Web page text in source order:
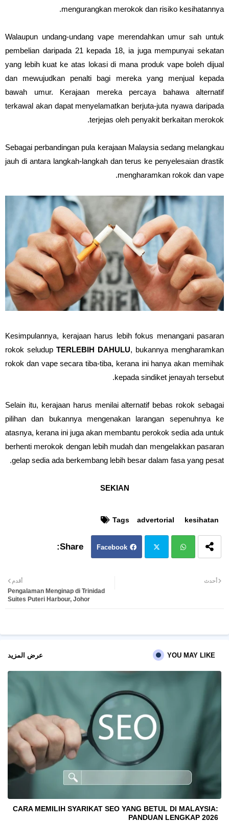
mengurangkan merokok dan risiko kesihatannya.
Walaupun undang-undang vape merendahkan umur sah untuk
pembelian daripada 21 kepada 18, ia juga mempunyai sekatan
yang lebih kuat ke atas lokasi di mana produk vape boleh dijual
dan mewujudkan penalti bagi mereka yang menjual kepada
bawah umur. Kerajaan mereka percaya bahawa alternatif
terkawal akan dapat menyelamatkan berjuta-juta nyawa daripada
terjejas oleh penyakit berkaitan merokok.
Sebagai perbandingan pula kerajaan Malaysia sedang melangkau
jauh di antara langkah-langkah dan terus ke penyelesaian drastik
mengharamkan rokok dan vape.
Kesimpulannya, kerajaan harus lebih fokus menangani pasaran
rokok seludup TERLEBIH DAHULU, bukannya mengharamkan
rokok dan vape secara tiba-tiba, kerana ini hanya akan memihak
kepada sindiket jenayah tersebut.
Selain itu, kerajaan harus menilai alternatif bebas rokok sebagai
pilihan dan bukannya mengenakan larangan sepenuhnya ke
atasnya, kerana ini juga akan membantu perokok sedia ada untuk
berhenti merokok dengan lebih mudah dan mengelakkan pasaran
gelap sedia ada berkembang lebih besar dalam fasa yang pesat.
SEKIAN
Tags advertorial kesihatan
Facebook
أحدث أقدم
Pengalaman Menginap di Trinidad
Suites Puteri Harbour, Johor
YOU MAY LIKE عرض المزيد
CARA MEMILIH SYARIKAT SEO YANG BETUL DI MALAYSIA:
PANDUAN LENGKAP 2026